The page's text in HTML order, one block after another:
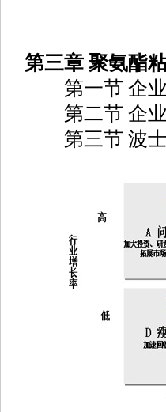
第三章 聚氨酯
第一节 企业
第二节 企业
第三节 波士